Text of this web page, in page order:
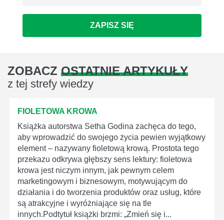
ZAPISZ SIĘ
ZOBACZ OSTATNIE ARTYKUŁY
z tej strefy wiedzy
FIOLETOWA KROWA
Książka autorstwa Setha Godina zachęca do tego,
aby wprowadzić do swojego życia pewien wyjątkowy
element – nazywany fioletową krową. Prostota tego
przekazu odkrywa głębszy sens lektury: fioletowa
krowa jest niczym innym, jak pewnym celem
marketingowym i biznesowym, motywującym do
działania i do tworzenia produktów oraz usług, które
są atrakcyjne i wyróżniające się na tle
innych.Podtytuł książki brzmi: „Zmień się i...